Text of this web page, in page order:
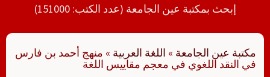
إبحث بمكتبة عين الجامعة (عدد الكتب: 151000)
مكتبة عين الجامعة » اللغة العربية » منهج أحمد بن فارس
في النقد اللغوي في معجم مقاييس اللغة